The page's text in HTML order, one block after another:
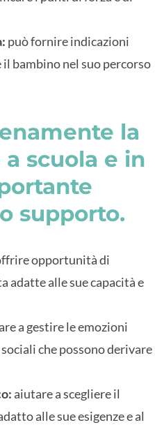
può fornire indicazioni
bambino nel suo percorso
la
scuola e in
supporto.
opportunità di
adatte alle sue capacità e
a gestire le emozioni
che possono derivare
aiutare a scegliere il
alle sue esigenze e al